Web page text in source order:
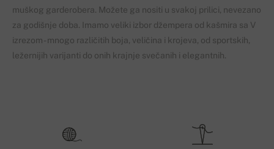
muškog garderobera. Možete ga nositi u svakoj prilici, nevezano
za godišnje doba. Imamo veliki izbor džempera od kašmira sa V
izrezom - mnogo različitih boja, veličina i krojeva, od sportskih,
ležernijih varijanti do onih krajnje svečanih i elegantnih.